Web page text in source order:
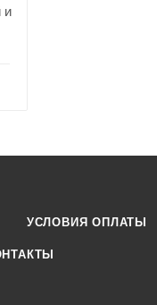
и
УСЛОВИЯ ОПЛАТЫ